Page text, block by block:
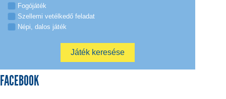
Fogójáték
Szellemi vetélkedő feladat
Népi, dalos játék
FACEBOOK